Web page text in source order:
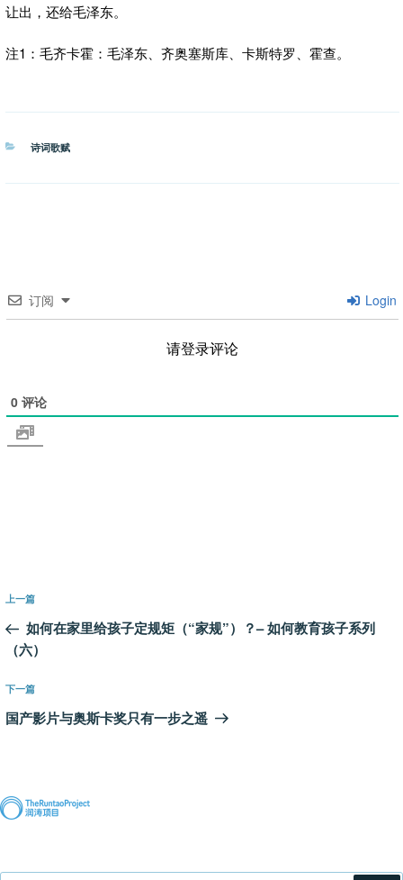
让出，还给毛泽东。
注1：毛齐卡霍：毛泽东、齐奥塞斯库、卡斯特罗、霍查。
分
诗词歌赋
订阅 Login
请登录评论
0 评论
文
导
航
上
一
篇
章
上一篇
如何在家里给孩子定规矩（“家规”）？– 如何教育孩子系列
（六）
下
一
下一篇
国产影片与奥斯卡奖只有一步之遥